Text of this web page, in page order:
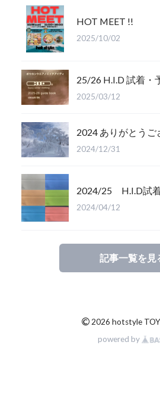
HOT MEET !!
2025/10/02
25/26 H.I.D 試着
2025/03/12
2024 ありがとうご
2024/12/31
2024/25 H.I.D試
2024/04/12
記事一覧を見
© 2026 hotstyle
powered by